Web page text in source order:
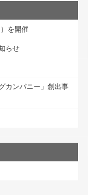
を開催
らせ
カンパニー」創出事